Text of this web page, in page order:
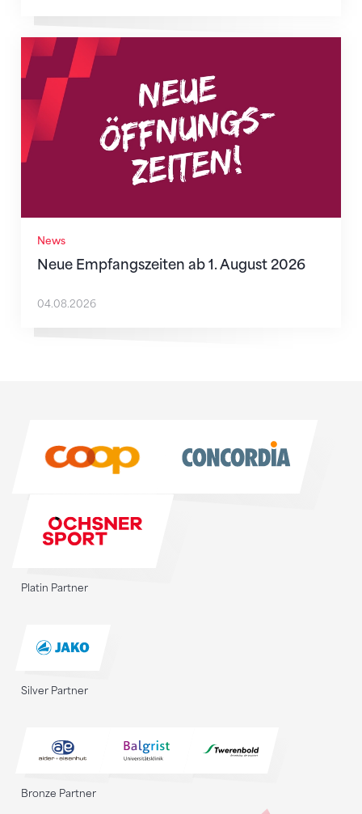
News
Neue Empfangszeiten ab 1. August 2026
Neue Empfangszeiten ab 1. August 2026
04.08.2026
Platin Partner
Silver Partner
Bronze Partner